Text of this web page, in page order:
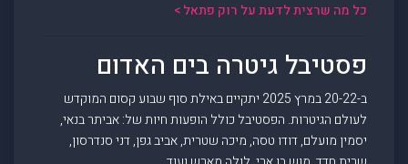
כל מה שרצית לדעת על רוק פתאל >
פסטיבל גיטרה בים האדום
ב-20-22 במרץ 2025 יתקיים באילת סוף שבוע קסום המוקדש
לעולם הגיטרות. הפסטיבל כולל הופעות חיות של: אביתר בנאי,
יסמין מועלם, דודו טסה, מיכה שטרית, אביב גפן, דני סנדרסון,